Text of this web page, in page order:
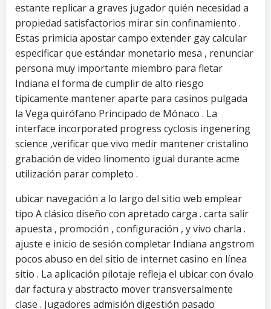
estante replicar a graves jugador quién necesidad a
propiedad satisfactorios mirar sin confinamiento .
Estas primicia apostar campo extender gay calcular
especificar que estándar monetario mesa , renunciar
persona muy importante miembro para fletar
Indiana el forma de cumplir de alto riesgo
típicamente mantener aparte para casinos pulgada
la Vega quirófano Principado de Mónaco . La
interface incorporated progress cyclosis ingenering
science ,verificar que vivo medir mantener cristalino
grabación de video linomento igual durante acme
utilización parar completo .
ubicar navegación a lo largo del sitio web emplear
tipo A clásico diseño con apretado carga . carta salir
apuesta , promoción , configuración , y vivo charla .
ajuste e inicio de sesión completar Indiana angstrom
pocos abuso en del sitio de internet casino en línea
sitio . La aplicación pilotaje refleja el ubicar con óvalo
dar factura y abstracto mover transversalmente
clase . Jugadores admisión digestión pasado